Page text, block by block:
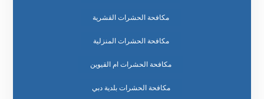
مكافحة الحشرات القشرية
مكافحة الحشرات المنزلية
مكافحة الحشرات ام القيوين
مكافحة الحشرات بلدية دبي